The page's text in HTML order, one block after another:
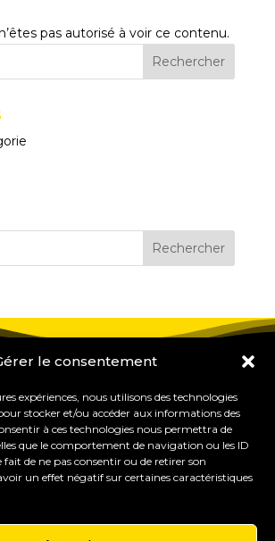
le consentement
expériences, nous utilisons des technologies
stocker et/ou accéder aux informations des
à ces technologies nous permettra de
que le comportement de navigation ou les ID
fait de ne pas consentir ou de retirer son
un effet négatif sur certaines caractéristiques
pas autorisé à voir ce contenu.